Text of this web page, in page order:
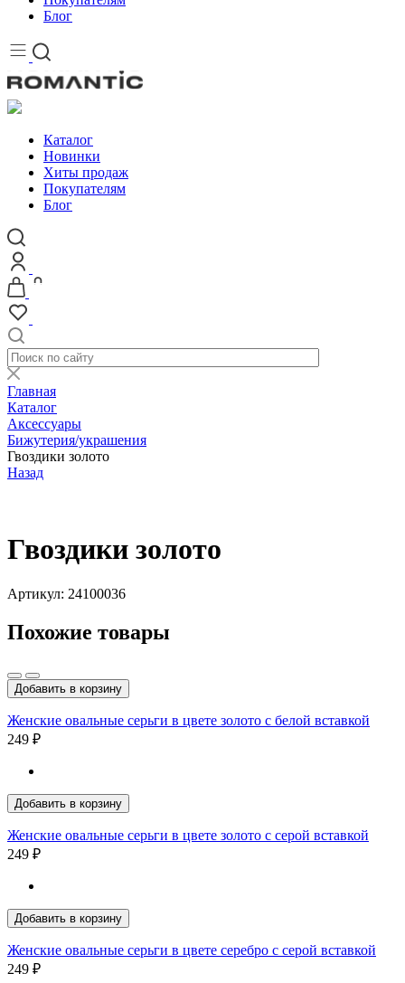
Блог
Каталог
Новинки
Хиты продаж
Покупателям
Блог
Главная
Каталог
Аксессуары
Бижутерия/украшения
Гвоздики золото
Назад
Гвоздики золото
Артикул: 24100036
Похожие товары
Добавить в корзину
Женские овальные серьги в цвете золото с белой вставкой
249 ₽
Добавить в корзину
Женские овальные серьги в цвете золото с серой вставкой
249 ₽
Добавить в корзину
Женские овальные серьги в цвете серебро с серой вставкой
249 ₽